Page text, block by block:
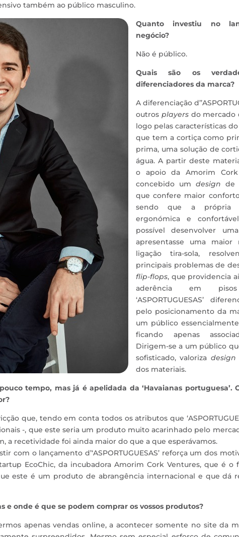
também ao público masculino.
Quanto investiu no
negócio?
Não é público.
Quais são os
diferenciadores da marca?
A diferenciação
outros playersdo mercado
logo pelas características
que tem a cortiça como
prima, uma solução de
água. A partir deste
o apoio da Amorim
concebido umdesign de
que confere maior
sendo que a
ergonómica e
possível desenvolver
apresentasse uma maior
ligação tira-sola,
principais problemas de
flip-flops, que providencia
aderência em pisos
‘ASPORTUGUESAS’
pelo posicionamento da
um público
ficando apenas
Dirigem-se a um público
sofisticado, valoriza
dos materiais.
tempo, mas já é apelidada da ‘Havaianas portuguesa’.
que, tendo em conta todos os atributos que
-, que este seria um produto muito acarinhado pelo
a recetividade foi ainda maior do que a que esperávamos.
com o lançamento d’‘ASPORTUGUESAS’ reforça um dos
EcoChic, da incubadora Amorim Cork Ventures, que é o
este é um produto de abrangência internacional e que dá
e onde é que se podem comprar os vossos produtos?
apenas vendas online, a acontecer somente no site da